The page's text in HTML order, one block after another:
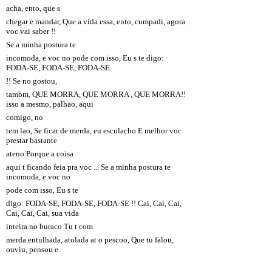
acha, ento, que s
chegar e mandar, Que a vida essa, ento, cumpadi, agora
voc vai saber !!
Se a minha postura te
incomoda, e voc no pode com isso, Eu s te digo:
FODA-SE, FODA-SE, FODA-SE
!! Se no gostou,
tambm, QUE MORRA, QUE MORRA , QUE MORRA!!
isso a mesmo, palhao, aqui
comigo, no
tem lao, Se ficar de merda, eu esculacho E melhor voc
prestar bastante
ateno Porque a coisa
aqui t ficando feia pra voc ... Se a minha postura te
incomoda, e voc no
pode com isso, Eu s te
digo: FODA-SE, FODA-SE, FODA-SE !! Cai, Cai, Cai,
Cai, Cai, Cai, sua vida
inteira no buraco Tu t com
merda entulhada, atolada at o pescoo, Que tu falou,
ouviu, pensou e